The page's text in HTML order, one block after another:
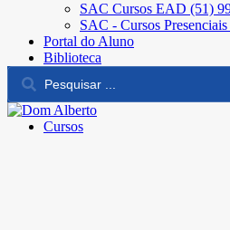
SAC Cursos EAD (51)
SAC - Cursos
Portal do Aluno
Biblioteca
Cursos